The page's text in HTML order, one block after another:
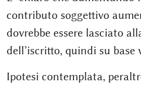
contributo soggettivo
dovrebbe essere lasciato
dell’iscritto, quindi su base
Ipotesi contemplata,